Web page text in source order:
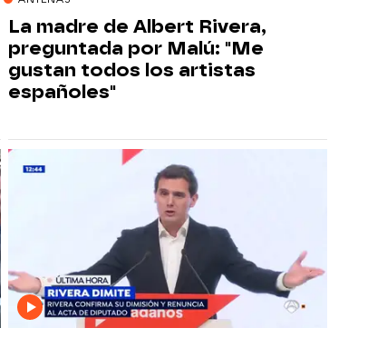
La madre de Albert Rivera,
preguntada por Malú: "Me
gustan todos los artistas
españoles"